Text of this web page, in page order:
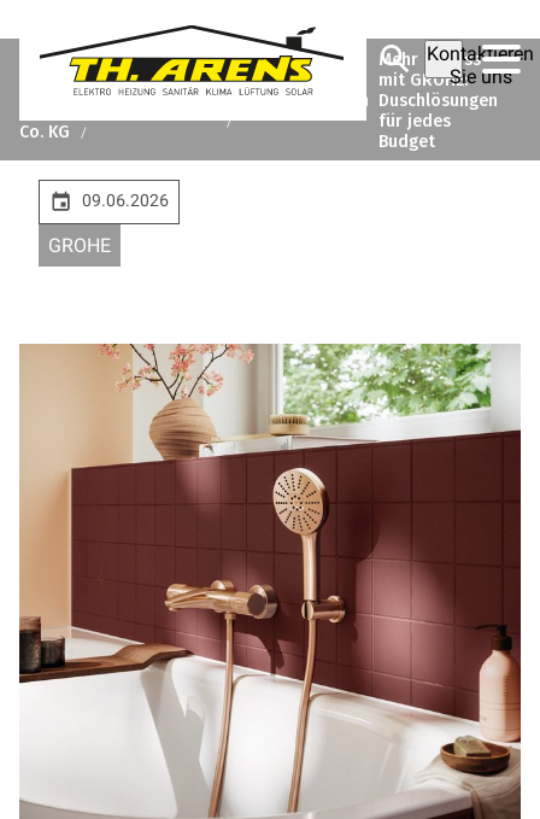
Kontaktieren
Sie uns
Theodor
Co. KG
Unternehmen Unsere
Markenlieferanten
Mehr Genuss
mit GROHE:
Duschlösungen
für jedes
Budget
09.06.2026
GROHE